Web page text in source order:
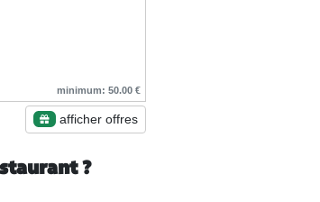
minimum: 50.00 €
afficher offres
?